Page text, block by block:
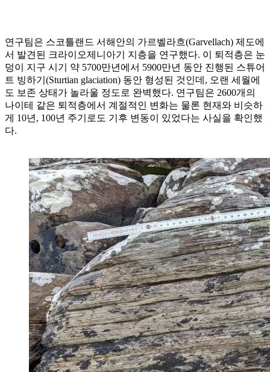
연구팀은 스코틀랜드 서해안의 가르벨라흐(Garvellach) 제도에
서 발견된 크라이오제니아기 지층을 연구했다. 이 퇴적층은 눈
덩이 지구 시기 약 5700만년에서 5900만년 동안 진행된 스튜어
트 빙하기(Sturtian glaciation) 동안 형성된 것인데, 오랜 세월에
도 보존 상태가 놀라울 정도로 완벽했다. 연구팀은 2600개의
나이테 같은 퇴적층에서 계절적인 변화는 물론 현재와 비슷하
게 10년, 100년 주기로도 기후 변동이 있었다는 사실을 확인했
다.